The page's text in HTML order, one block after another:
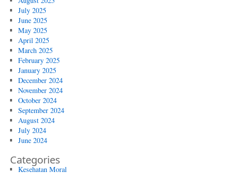
July 2025
June 2025
May 2025
April 2025
March 2025
February 2025
January 2025
December 2024
November 2024
October 2024
September 2024
August 2024
July 2024
June 2024
Categories
Kesehatan Moral